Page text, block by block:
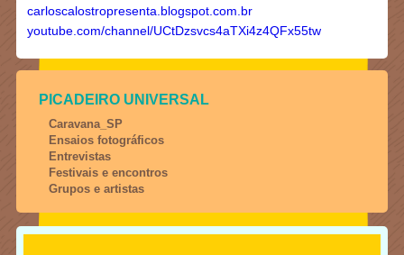
carloscalostropresenta.blogspot.com.br
youtube.com/channel/UCtDzsvcs4aTXi4z4QFx55tw
PICADEIRO UNIVERSAL
Caravana_SP
Ensaios fotográficos
Entrevistas
Festivais e encontros
Grupos e artistas